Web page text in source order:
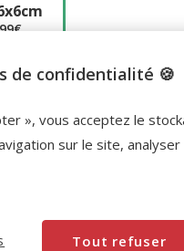
de confidentialité 🍪
», vous acceptez le
sur le site,
Tout refuser